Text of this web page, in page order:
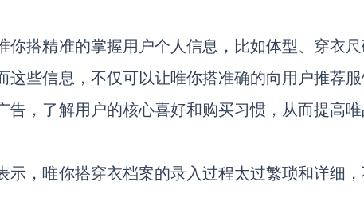
你搭精准的掌握用户个人信息，比如体型、穿衣
这些信息，不仅可以让唯你搭准确的向用户推荐
告，了解用户的核心喜好和购买习惯，从而提高
示，唯你搭穿衣档案的录入过程太过繁琐和详细